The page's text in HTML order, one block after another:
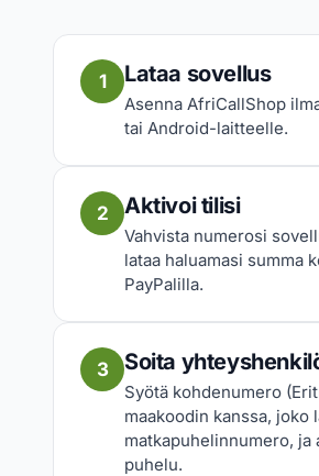
1 Lataa sovellus
Asenna AfriCallShop
tai Android-laitteelle.
2 Aktivoi tilisi
Vahvista numerosi
lataa haluamasi summa
PayPalilla.
3 Soita
Syötä kohdenumero
maakoodin kanssa, joko
matkapuhelinnumero, ja
puhelu.